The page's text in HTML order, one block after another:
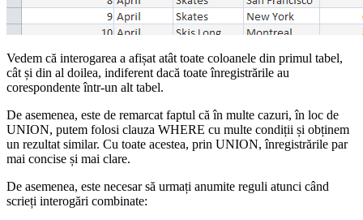
Vedem că interogarea a afișat atât toate coloanele din primul tabel,
cât și din al doilea, indiferent dacă toate înregistrările au
corespondente într-un alt tabel.
De asemenea, este de remarcat faptul că în multe cazuri, în loc de
UNION, putem folosi clauza WHERE cu multe condiții și obținem
un rezultat similar. Cu toate acestea, prin UNION, înregistrările par
mai concise și mai clare.
De asemenea, este necesar să urmați anumite reguli atunci când
scrieți interogări combinate: